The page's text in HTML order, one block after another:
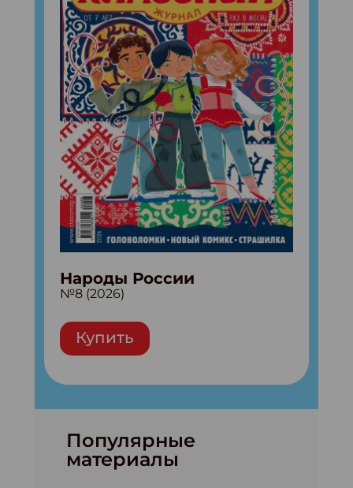
Народы России
№8 (2026)
Купить
Популярные
материалы